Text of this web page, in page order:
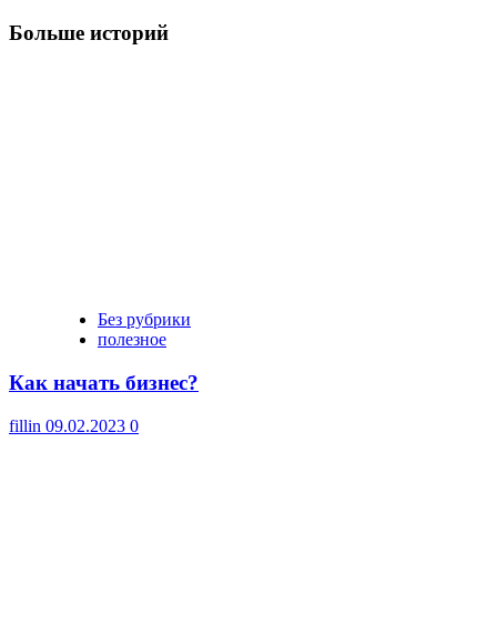
Больше историй
Без рубрики
полезное
Как начать бизнес?
fillin 09.02.2023 0